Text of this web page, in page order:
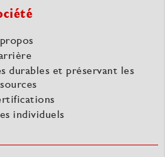
durables et préservant les
individuels